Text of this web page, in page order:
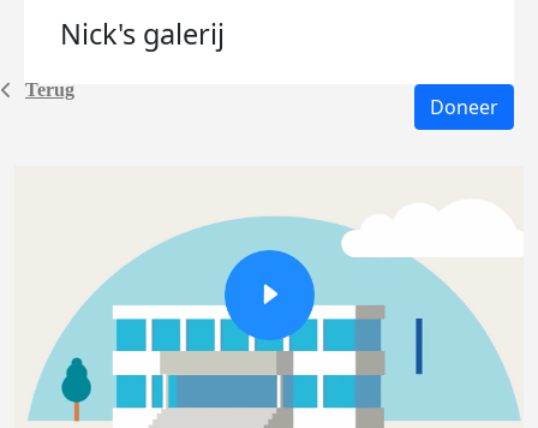
Terug
Nick's galerij
Doneer